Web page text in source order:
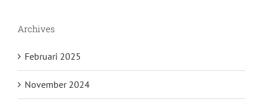
Archives
Februari 2025
November 2024